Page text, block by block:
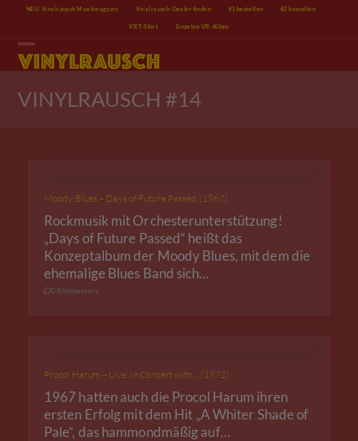
content
NEU: Vinylrausch Musikmagazin Vinylrausch-Dealer finden #1 bestellen #2 bestellen
VR T-Shirt Einzelne VR-Alben
Open
mobile
menu
Close
mobile
menu
VINYLRAUSCH #14
Moody Blues – Days of Future Passed (1967)
Rockmusik mit Orchesterunterstützung!
„Days of Future Passed“ heißt das
Konzeptalbum der Moody Blues, mit dem die
ehemalige Blues Band sich…
0 Kommentare
Procol Harum – Live: In Concert with… (1972)
1967 hatten auch die Procol Harum ihren
ersten Erfolg mit dem Hit „A Whiter Shade of
Pale“, das hammondmäßig auf…